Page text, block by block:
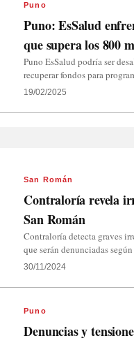
Puno
Puno: EsSalud
que supera los 800
Puno EsSalud podría ser
recuperar fondos para
19/02/2025
San Román
Contraloría revela
San Román
Contraloría detecta graves
que serán denunciadas
30/11/2024
Puno
Denuncias y